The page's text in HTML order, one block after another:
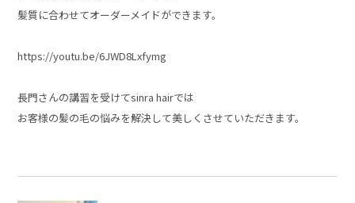
髪質に合わせてオーダーメイドができます。
https://youtu.be/6JWD8Lxfymg
長門さんの講習を受けてsinra hairでは
お客様の髪の毛の悩みを解決して美しくさせていただきます。